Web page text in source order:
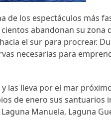
de los espectáculos más
abandonan su
el sur para procrear.
necesarias para
las lleva por el mar
de enero sus santuarios
Manuela, Laguna